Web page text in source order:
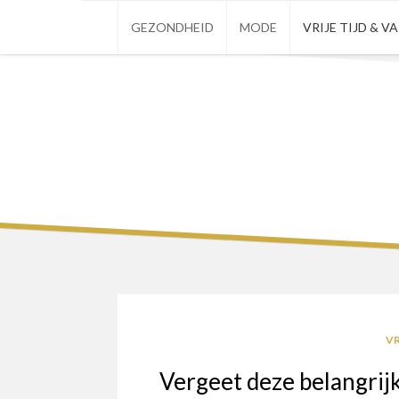
content
GEZONDHEID MODE VRIJE TIJD &
Vergeet deze